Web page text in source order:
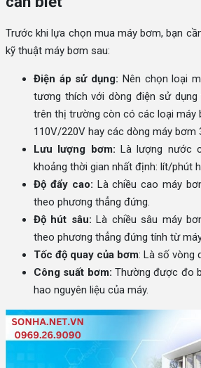
Trước khi lựa chọn mua máy bơm, bạn
kỹ thuật máy bơm sau:
Điện áp sử dụng: Nên chọn loại
tương thích với dòng điện sử dụng
trên thị trường còn có các loại máy
110V/220V hay các dòng máy bơm
Lưu lượng bơm: Là lượng nước
khoảng thời gian nhất định: lít/phút
Độ đẩy cao: Là chiều cao máy
theo phương thẳng đứng.
Độ hút sâu: Là chiều sâu máy
theo phương thẳng đứng tính từ
Tốc độ quay của bơm: Là số vòng
Công suất bơm: Thường được đo
hao nguyên liệu của máy.